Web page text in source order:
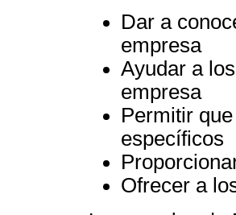
Dar a
empresa
Ayudar a
empresa
Permitir
específicos
Ofrecer a